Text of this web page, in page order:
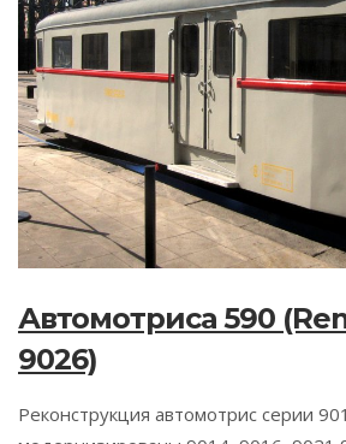
Автомотриса 590
9026)
Реконструкция автомотрис серии